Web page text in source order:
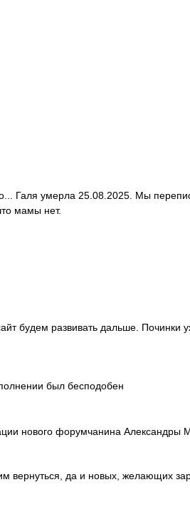
Галя умерла 25.08.2025. Мы
мамы нет.
будем развивать дальше. Починки
был бесподобен
нового форумчанина Александры
вернуться, да и новых, желающих